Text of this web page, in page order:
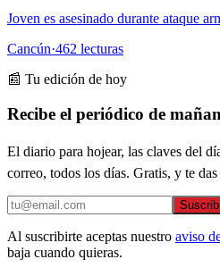
Joven es asesinado durante ataque
Cancún·462 lecturas
📰 Tu edición de hoy
Recibe el periódico de
El diario para hojear, las claves del
correo, todos los días. Gratis, y te
Al suscribirte aceptas nuestro aviso
baja cuando quieras.